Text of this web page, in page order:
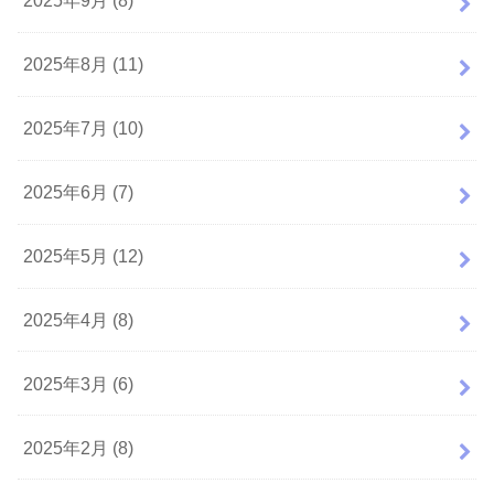
2025年8月 (11)
2025年7月 (10)
2025年6月 (7)
2025年5月 (12)
2025年4月 (8)
2025年3月 (6)
2025年2月 (8)